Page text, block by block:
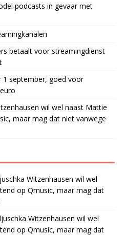
podcasts in gevaar met
betaalt voor streamingdienst
1 september, goed voor
wil wel naast Mattie
maar mag dat niet vanwege
Witzenhausen wil wel
op Qmusic, maar mag dat
Witzenhausen wil wel
op Qmusic, maar mag dat